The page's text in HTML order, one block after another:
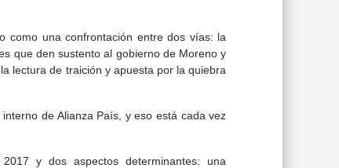
como una confrontación entre dos vías: la
que den sustento al gobierno de Moreno y
lectura de traición y apuesta por la quiebra
de Alianza País, y eso está cada vez
y dos aspectos determinantes: una